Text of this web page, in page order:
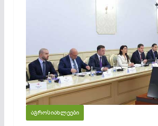
ᲐᲒᲠᲝᲡᲘᲐᲮᲚᲔᲔᲑᲘ